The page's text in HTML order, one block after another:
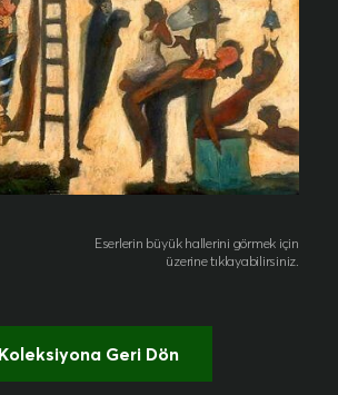
Eserlerin büyük hallerini görmek için
üzerine tıklayabilirsiniz.
Koleksiyona Geri Dön